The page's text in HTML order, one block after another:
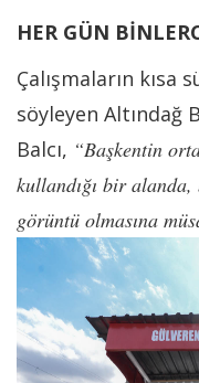
HER GÜN
Çalışmaların kısa
söyleyen Altındağ
Balcı, “Başkentin
kullandığı bir
görüntü olmasına